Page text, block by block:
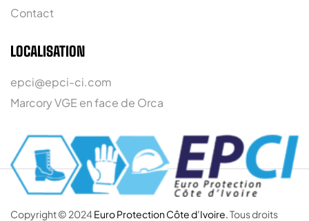
Contact
LOCALISATION
epci@epci-ci.com
Marcory VGE en face de Orca
Copyright © 2024 Euro Protection Côte d’Ivoire.Tous droits